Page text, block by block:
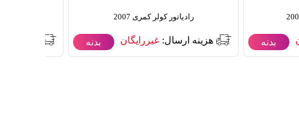
بدنه
رادیاتور کولر کمری 2007
هزینه ارسال: غیررایگان بدنه